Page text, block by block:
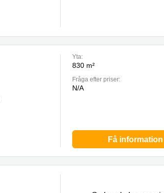
Yta:
830 m²
Fråga efter priser:
N/A
Få information